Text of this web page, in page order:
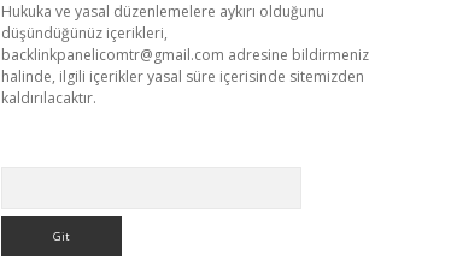
Hukuka ve yasal düzenlemelere aykırı olduğunu
düşündüğünüz içerikleri,
backlinkpanelicomtr@gmail.com adresine bildirmeniz
halinde, ilgili içerikler yasal süre içerisinde sitemizden
kaldırılacaktır.